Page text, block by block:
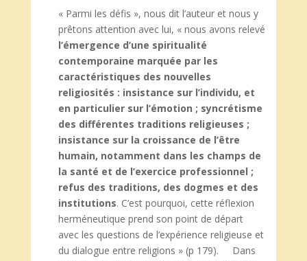
« Parmi les défis », nous dit l’auteur et nous y
prêtons attention avec lui, « nous avons relevé
l’émergence d’une spiritualité
contemporaine marquée par les
caractéristiques des nouvelles
religiosités : insistance sur l’individu, et
en particulier sur l’émotion ; syncrétisme
des différentes traditions religieuses ;
insistance sur la croissance de l’être
humain, notamment dans les champs de
la santé et de l’exercice professionnel ;
refus des traditions, des dogmes et des
institutions. C’est pourquoi, cette réflexion
herméneutique prend son point de départ
avec les questions de l’expérience religieuse et
du dialogue entre religions » (p 179). Dans